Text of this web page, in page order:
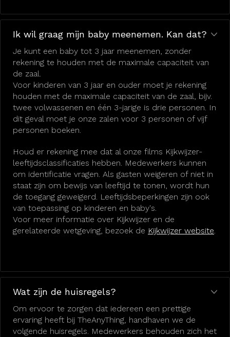
Ik wil graag mijn baby meenemen. Kan dat?
Je kunt een baby tot 3 jaar meenemen, zonder
rekening te houden met de maximale capaciteit van
de zaal.
Voor kinderen van 3 jaar en ouder moet je rekening
houden met de maximale capaciteit van de zaal, bijv.
twee volwassenen en één 3-jarige is drie personen. In
dit geval moet je onze zalen voor 3 personen of vijf
personen boeken.
Houd er rekening mee dat al onze films Kijkwijzer-
leeftijdsclassificaties hebben. Medewerkers kunnen
om identificatie vragen. Als gasten weigeren of niet in
staat zijn om bewijs van leeftijd te tonen, wordt hun
de toegang geweigerd. Leeftijdsbeperkingen zijn ook
van toepassing op kinderen en baby's.
Voor meer informatie over Kijkwijzer en de
gerelateerde wetgeving, bezoek de Kijkwijzer website.
Wat zijn de huisregels?
Om ervoor te zorgen dat iedereen een prettige
ervaring heeft bij TheAnyThing, handhaven we de
volgende huisregels. Medewerkers behouden zich het